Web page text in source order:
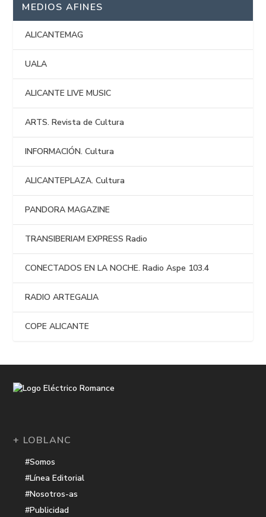
MEDIOS AFINES
ALICANTEMAG
UALA
ALICANTE LIVE MUSIC
ARTS. Revista de Cultura
INFORMACIÓN. Cultura
ALICANTEPLAZA. Cultura
PANDORA MAGAZINE
TRANSIBERIAM EXPRESS Radio
CONECTADOS EN LA NOCHE. Radio Aspe 103.4
RADIO ARTEGALIA
COPE ALICANTE
+ LOBLANC
#Somos
#Línea Editorial
#Nosotros-as
#Publicidad